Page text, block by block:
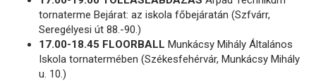
tornaterme Bejárat: az iskola főbejáratán (Szfvárr,
Seregélyesi út 88.-90.)
17.00-18.45 FLOORBALL Munkácsy Mihály Általános
Iskola tornatermében (Székesfehérvár, Munkácsy Mihály
u. 10.)